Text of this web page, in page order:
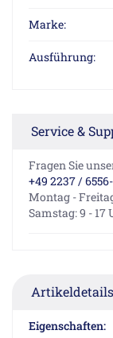
Marke:
Ausführung:
Service &
Fragen Sie
+49 2237 /
Montag -
Samstag: 9 - 17
Artikeldetails
Eigenschaften: